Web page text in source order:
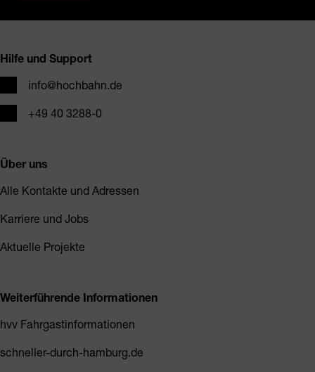
Hilfe und Support
E-Mailinfo@hochbahn.de
Telefon+49 40 3288-0
Über uns
Alle Kontakte und Adressen
Karriere und Jobs
Aktuelle Projekte
Weiterführende Informationen
hvv Fahrgastinformationen
schneller-durch-hamburg.de